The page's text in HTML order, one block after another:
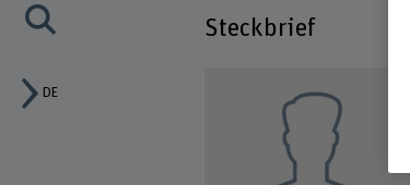
DE
Steckbrief